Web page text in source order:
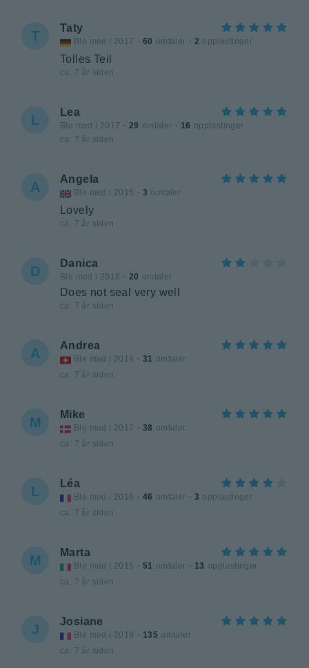
T
Taty
Ble med i 2017 · 60 omtaler · 2 opplastinger
Tolles Teil
ca. 7 år siden
L
Lea
Ble med i 2017 · 29 omtaler · 16 opplastinger
ca. 7 år siden
A
Angela
Ble med i 2015 · 3 omtaler
Lovely
ca. 7 år siden
D
Danica
Ble med i 2018 · 20 omtaler
Does not seal very well
ca. 7 år siden
A
Andrea
Ble med i 2014 · 31 omtaler
ca. 7 år siden
M
Mike
Ble med i 2017 · 38 omtaler
ca. 7 år siden
L
Léa
Ble med i 2016 · 46 omtaler · 3 opplastinger
ca. 7 år siden
M
Marta
Ble med i 2015 · 51 omtaler · 13 opplastinger
ca. 7 år siden
J
Josiane
Ble med i 2018 · 135 omtaler
ca. 7 år siden